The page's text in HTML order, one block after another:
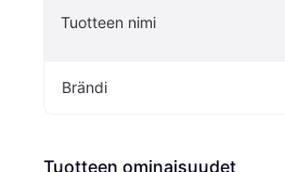
Tuotteen nimi
Brändi
Tuotteen ominaisuudet